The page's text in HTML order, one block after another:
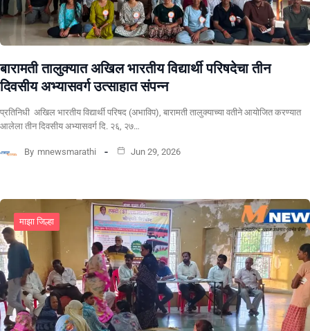
बारामती तालुक्यात अखिल भारतीय विद्यार्थी परिषदेचा तीन
दिवसीय अभ्यासवर्ग उत्साहात संपन्न
प्रतिनिधी अखिल भारतीय विद्यार्थी परिषद (अभाविप), बारामती तालुक्याच्या वतीने आयोजित करण्यात
आलेला तीन दिवसीय अभ्यासवर्ग दि. २६, २७…
By mnewsmarathi Jun 29, 2026
माझा जिल्हा